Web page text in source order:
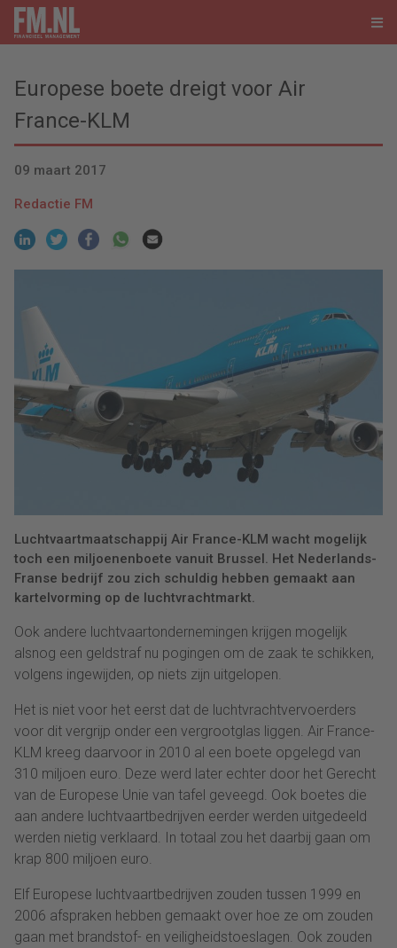
Europese boete dreigt voor Air
France-KLM
09 maart 2017
Redactie FM
Luchtvaartmaatschappij Air France-KLM wacht mogelijk
toch een miljoenenboete vanuit Brussel. Het Nederlands-
Franse bedrijf zou zich schuldig hebben gemaakt aan
kartelvorming op de luchtvrachtmarkt.
Ook andere luchtvaartondernemingen krijgen mogelijk
alsnog een geldstraf nu pogingen om de zaak te schikken,
volgens ingewijden, op niets zijn uitgelopen.
Het is niet voor het eerst dat de luchtvrachtvervoerders
voor dit vergrijp onder een vergrootglas liggen. Air France-
KLM kreeg daarvoor in 2010 al een boete opgelegd van
310 miljoen euro. Deze werd later echter door het Gerecht
van de Europese Unie van tafel geveegd. Ook boetes die
aan andere luchtvaartbedrijven eerder werden uitgedeeld
werden nietig verklaard. In totaal zou het daarbij gaan om
krap 800 miljoen euro.
Elf Europese luchtvaartbedrijven zouden tussen 1999 en
2006 afspraken hebben gemaakt over hoe ze om zouden
gaan met brandstof- en veiligheidstoeslagen. Ook zouden